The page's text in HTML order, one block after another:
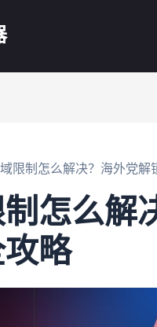
限制怎么解决？海外党解
怎么解
略